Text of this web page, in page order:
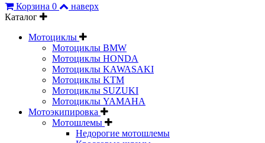
Корзина 0
наверх
Каталог
Мотоциклы
Мотоциклы BMW
Мотоциклы HONDA
Мотоциклы KAWASAKI
Мотоциклы KTM
Мотоциклы SUZUKI
Мотоциклы YAMAHA
Мотоэкипировка
Мотошлемы
Недорогие мотошлемы